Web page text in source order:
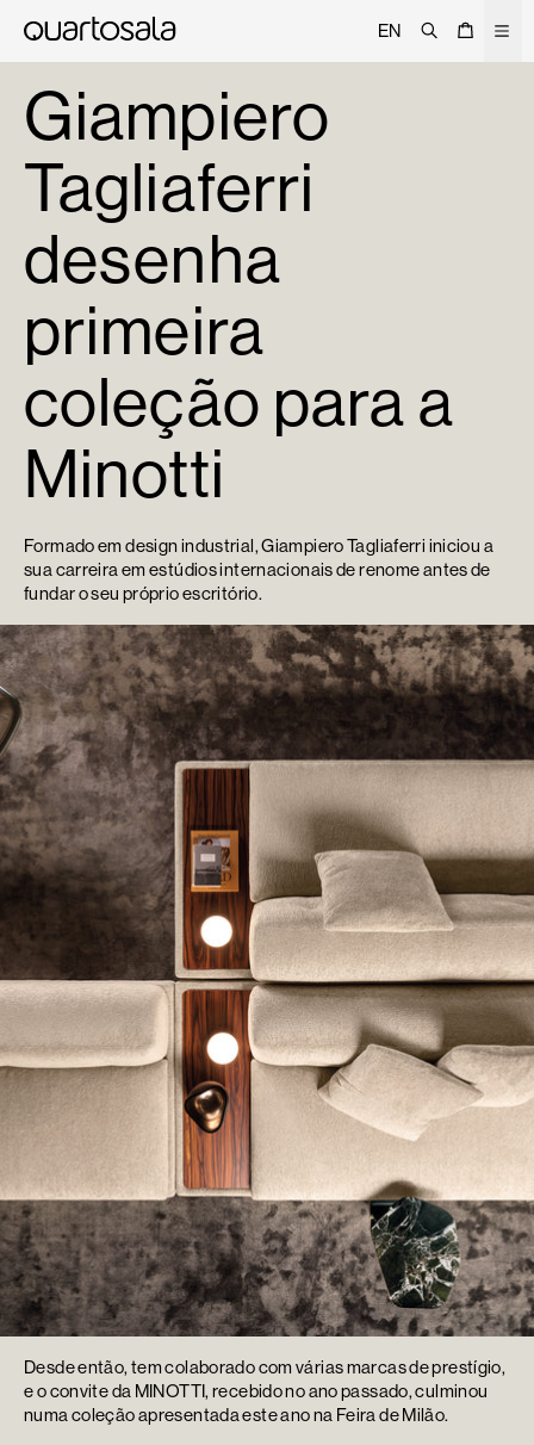
Sobre
Projetos
Trade
Signature
Curated
Editorial
Lojas
Catálogo
Contactos
EN
Giampiero
Tagliaferri
desenha
primeira
coleção para a
Minotti
Formado em design industrial, Giampiero Tagliaferri iniciou a
sua carreira em estúdios internacionais de renome antes de
fundar o seu próprio escritório.
Desde então, tem colaborado com várias marcas de prestígio,
e o convite da MINOTTI, recebido no ano passado, culminou
numa coleção apresentada este ano na Feira de Milão.